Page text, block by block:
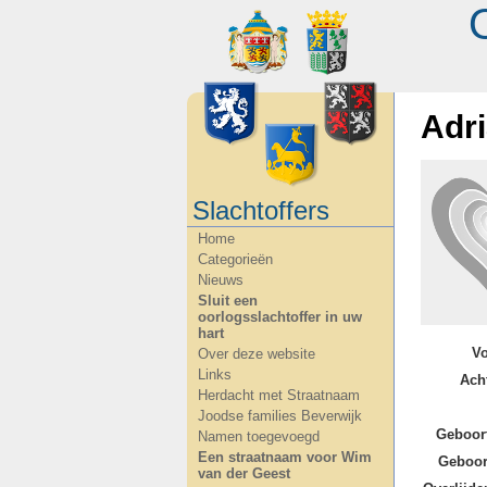
Slachtoffers
Home
Categorieën
Nieuws
Sluit een
oorlogsslachtoffer in uw
hart
Over deze website
Links
Herdacht met Straatnaam
Joodse families Beverwijk
Namen toegevoegd
Een straatnaam voor Wim
van der Geest